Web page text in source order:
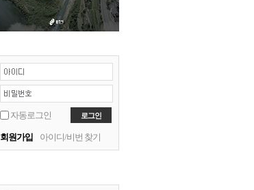
자동로그인
회원가입 아이디/비번 찾기